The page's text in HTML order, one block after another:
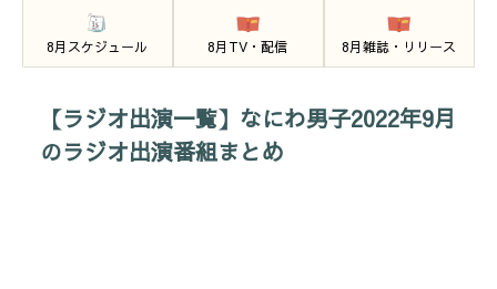
8月スケジュール 8月TV・配信 8月雑誌・リリース
【ラジオ出演一覧】なにわ男子2022年9月
のラジオ出演番組まとめ